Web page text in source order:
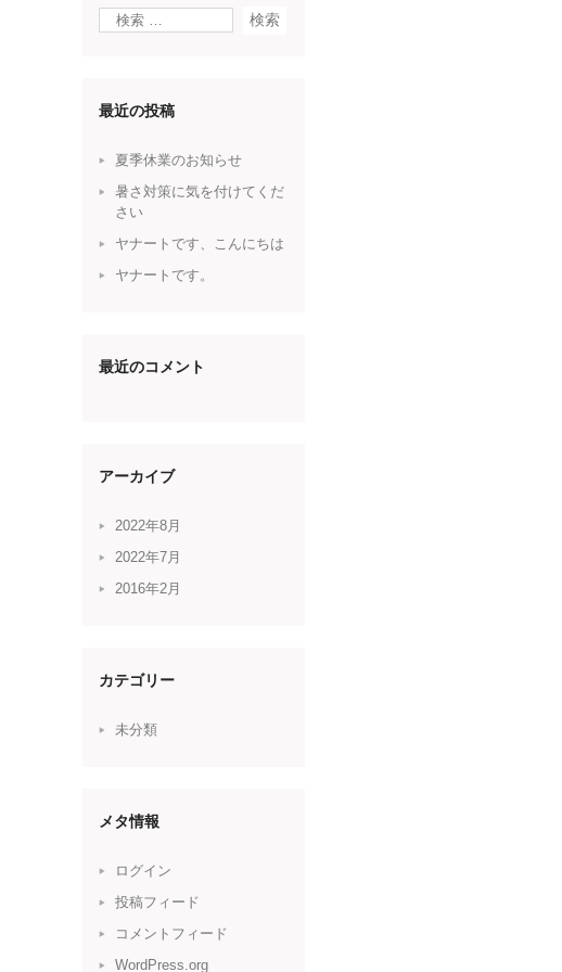
最近の投稿
夏季休業のお知らせ
暑さ対策に気を付けてくだ
さい
ヤナートです、こんにちは
ヤナートです。
最近のコメント
アーカイブ
2022年8月
2022年7月
2016年2月
カテゴリー
未分類
メタ情報
ログイン
投稿フィード
コメントフィード
WordPress.org